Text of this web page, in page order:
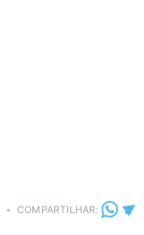
• COMPARTILHAR: